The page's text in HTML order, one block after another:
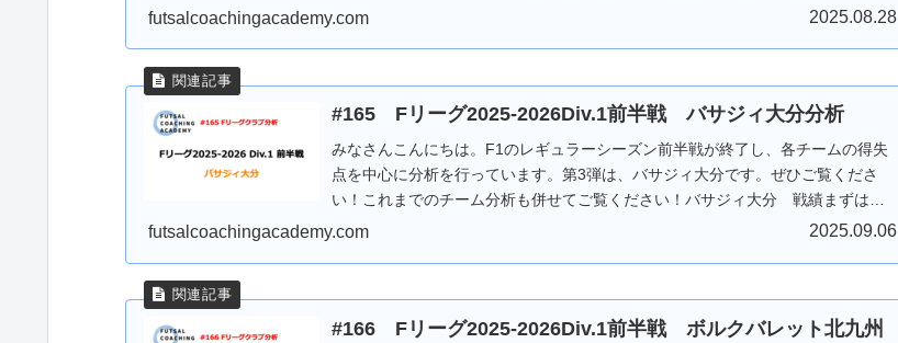
戦の...
futsalcoachingacademy.com 2025.08.28
#165 Fリーグ2025-2026Div.1前半戦 バサジィ大分分析
みなさんこんにちは。F1のレギュラーシーズン前半戦が終了し、各チームの得失
点を中心に分析を行っています。第3弾は、バサジィ大分です。ぜひご覧くださ
い！これまでのチーム分析も併せてご覧ください！バサジィ大分 戦績まずは前
半戦の戦績についてです...
futsalcoachingacademy.com 2025.09.06
#166 Fリーグ2025-2026Div.1前半戦 ボルクバレット北九州